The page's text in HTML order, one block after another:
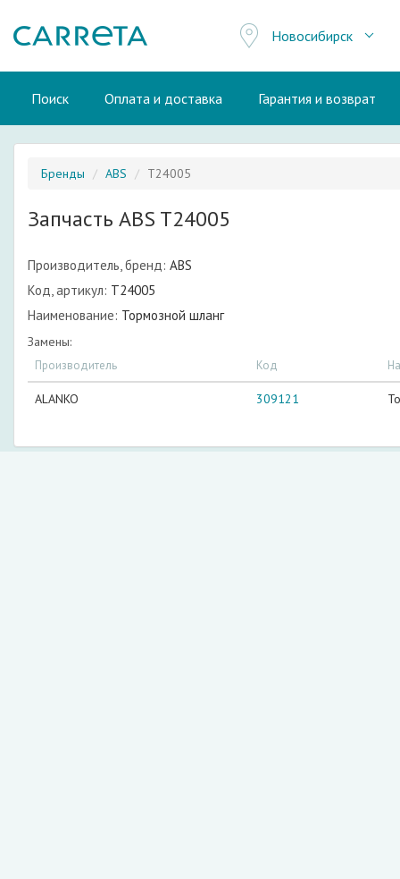
Новосибирск
Поиск Оплата и доставка Гарантия и возврат
Бренды ABS T24005
Запчасть ABS T24005
Производитель, бренд: ABS
Код, артикул: T24005
Наименование: Тормозной шланг
Замены:
Производитель Код
ALANKO 309121